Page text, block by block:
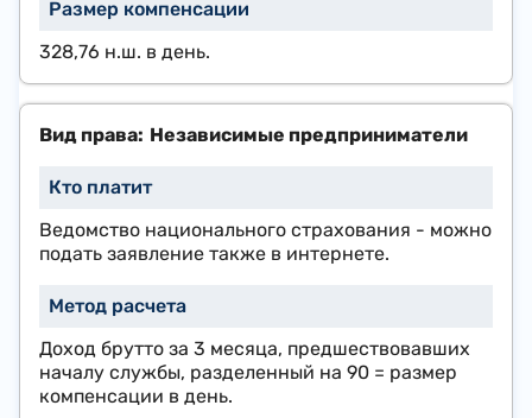
328,76 н.ш. в день.
Независимые предприниматели
Ведомство национального страхования - можно
подать заявление также в интернете.
Доход брутто за 3 месяца, предшествовавших
началу службы, разделенный на 90 = размер
компенсации в день.